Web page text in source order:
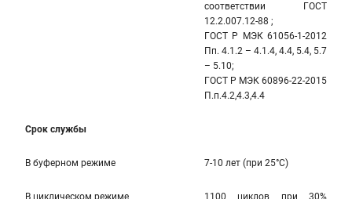
соответствии ГОСТ
12.2.007.12-88 ;
ГОСТ Р МЭК 61056-1-2012
Пп. 4.1.2 – 4.1.4, 4.4, 5.4, 5.7
– 5.10;
ГОСТ Р МЭК 60896-22-2015
П.п.4.2,4.3,4.4
Срок службы
В буферном режиме 7-10 лет (при 25°С)
В циклическом режиме
1100 циклов при 30%